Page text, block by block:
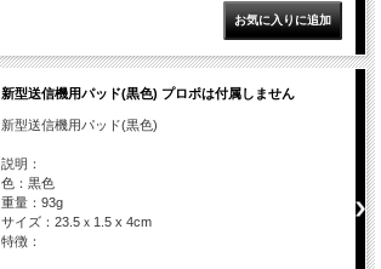
新型送信機用パッド(黒色) プロポは付属しません
新型送信機用パッド(黒色)
説明：
色：黒色
重量：93g
サイズ：23.5ｘ1.5 x 4cm
特徴：